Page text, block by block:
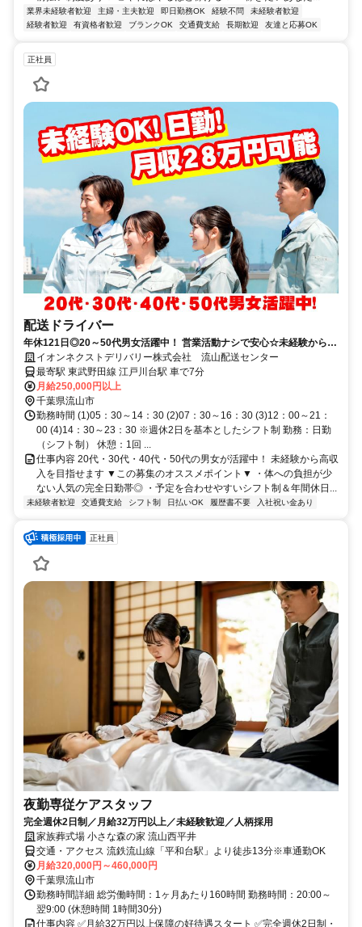
業界未経験者歓迎 主婦・主夫歓迎 即日勤務OK 経験不問
未経験者歓迎
経験者歓迎
有資格者歓迎 ブランクOK 交通費支給 長期歓迎 友達と応募OK
正社員
配送ドライバー
年休121日◎20～50代男女活躍中！ 営業活動ナシで安心☆未経験から月
収28万円の高収入可能♪
イオンネクストデリバリー株式会社 流山配送センター
最寄駅 東武野田線 江戸川台駅 車で7分
月給250,000円以上
千葉県流山市
勤務時間 (1)05：30～14：30 (2)07：30～16：30 (3)12：00～21：
00 (4)14：30～23：30 ※週休2日を基本としたシフト制 勤務：日勤
（シフト制） 休憩：1回 ...
仕事内容 20代・30代・40代・50代の男女が活躍中！ 未経験から高収
入を目指せます ▼この募集のオススメポイント▼ ・体への負担が少
ない人気の完全日勤帯◎ ・予定を合わせやすいシフト制＆年間休日...
未経験者歓迎 交通費支給 シフト制 日払いOK 履歴書不要 入社祝い金あり
正社員
夜勤専従ケアスタッフ
完全週休2日制／月給32万円以上／未経験歓迎／人柄採用
家族葬式場 小さな森の家 流山西平井
交通・アクセス 流鉄流山線「平和台駅」より徒歩13分※車通勤OK
月給320,000円～460,000円
千葉県流山市
勤務時間詳細 総労働時間：1ヶ月あたり160時間 勤務時間：20:00～
翌9:00 (休憩時間 1時間30分)
仕事内容 ✅月給32万円以上保障の好待遇スタート ✅完全週休2日制・